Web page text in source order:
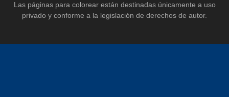
Las páginas para colorear están destinadas únicamente a uso
privado y conforme a la legislación de derechos de autor.